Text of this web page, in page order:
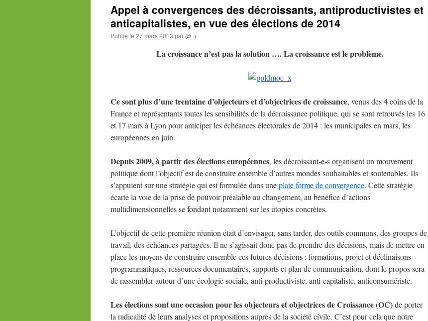
Appel à convergences des décroissants, antiproductivistes et
anticapitalistes, en vue des élections de 2014
Publié le 27 mars 2013 par@_ï
Lacroissance n’est pas la solution …. La croissance est le problème.
Ce sont plus d’une trentaine d’objecteurs et d’objectrices de croissance, venus des 4 coins de la
France et représentants toutes les sensibilités de la décroissance politique, qui se sont retrouvés les 16
et 17 mars à Lyon pour anticiper les échéances électorales de 2014 : les municipales en mars, les
européennes en juin.
Depuis 2009, à partir des élections européennes, les décroissant-e-s organisent un mouvement
politique dont l’objectif est de construire ensemble d’autres mondes souhaitables et soutenables. Ils
s’appuient sur une stratégie qui est formulée dans uneplate forme de convergence. Cette stratégie
écarte la voie de la prise de pouvoir préalable au changement, au bénéfice d’actions
multidimensionnelles se fondant notamment sur les utopies concrètes.
L’objectif de cette première réunion était d’envisager, sans tarder, des outils communs, des groupes de
travail, des échéances partagées. Il ne s’agissait donc pas de prendre des décisions, mais de mettre en
place les moyens de construire ensemble ces futures décisions : formations, projet et déclinaisons
programmatiques, ressources documentaires, supports et plan de communication, dont le propos sera
de rassembler autour d’une écologie sociale, anti-productiviste, anti-capitaliste, anticonsumériste.
Les élections sont une occasion pour les objecteurs et objectrices de Croissance (OC)de porter
la radicalité de leurs analyses et propositions auprès de la société civile. C’est pour cela que notre